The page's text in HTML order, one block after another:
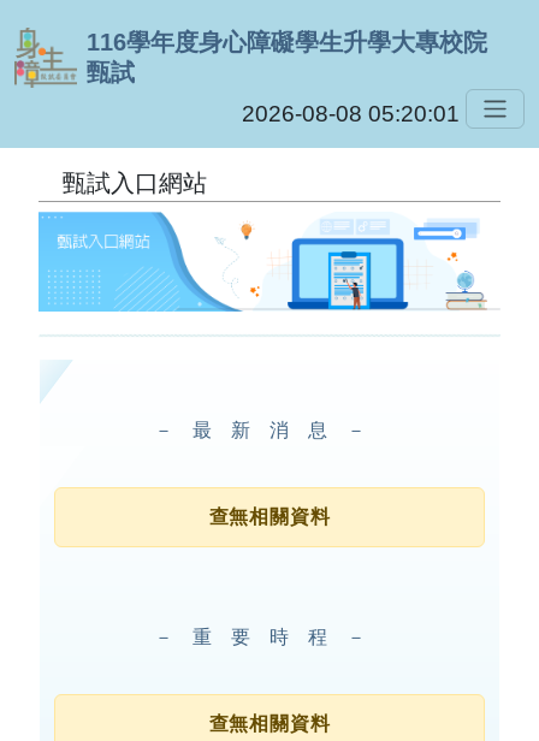
跳到主要內容
116學年度身心障礙學生升學大專校院
甄試
2026-08-08 05:20:02
甄試入口網站
－最新消息－
查無相關資料
－重要時程－
查無相關資料